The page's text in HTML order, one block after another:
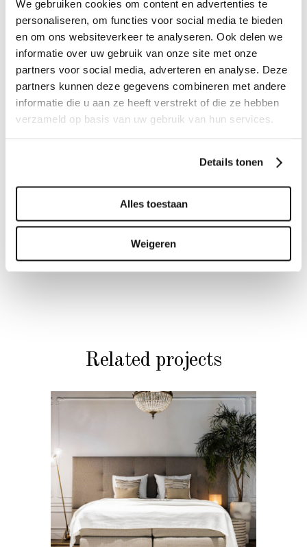
We gebruiken cookies om content en advertenties te
personaliseren, om functies voor social media te bieden
en om ons websiteverkeer te analyseren. Ook delen we
informatie over uw gebruik van onze site met onze
partners voor social media, adverteren en analyse. Deze
partners kunnen deze gegevens combineren met andere
informatie die u aan ze heeft verstrekt of die ze hebben
verzameld op basis van uw gebruik van hun services.
Details tonen
Alles toestaan
Weigeren
Related projects
BEDDEN
Slaapkamer